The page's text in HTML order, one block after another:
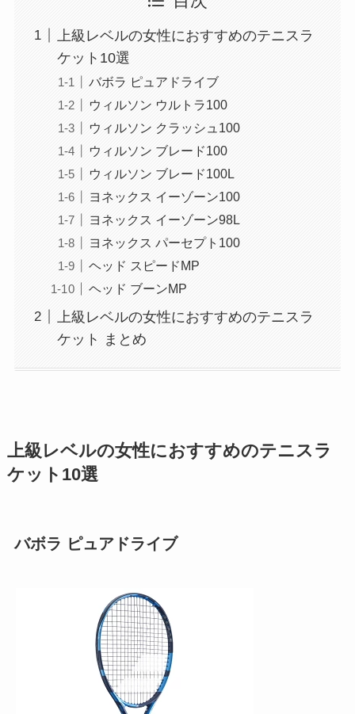
上級レベルの女性におすすめのテニスラ
ケット10選
バボラ ピュアドライブ
ウィルソン ウルトラ100
ウィルソン クラッシュ100
ウィルソン ブレード100
ウィルソン ブレード100L
ヨネックス イーゾーン100
ヨネックス イーゾーン98L
ヨネックス パーセプト100
ヘッド スピードMP
ヘッド ブーンMP
上級レベルの女性におすすめのテニスラ
ケット まとめ
上級レベルの女性におすすめのテニスラ
ケット10選
バボラ ピュアドライブ